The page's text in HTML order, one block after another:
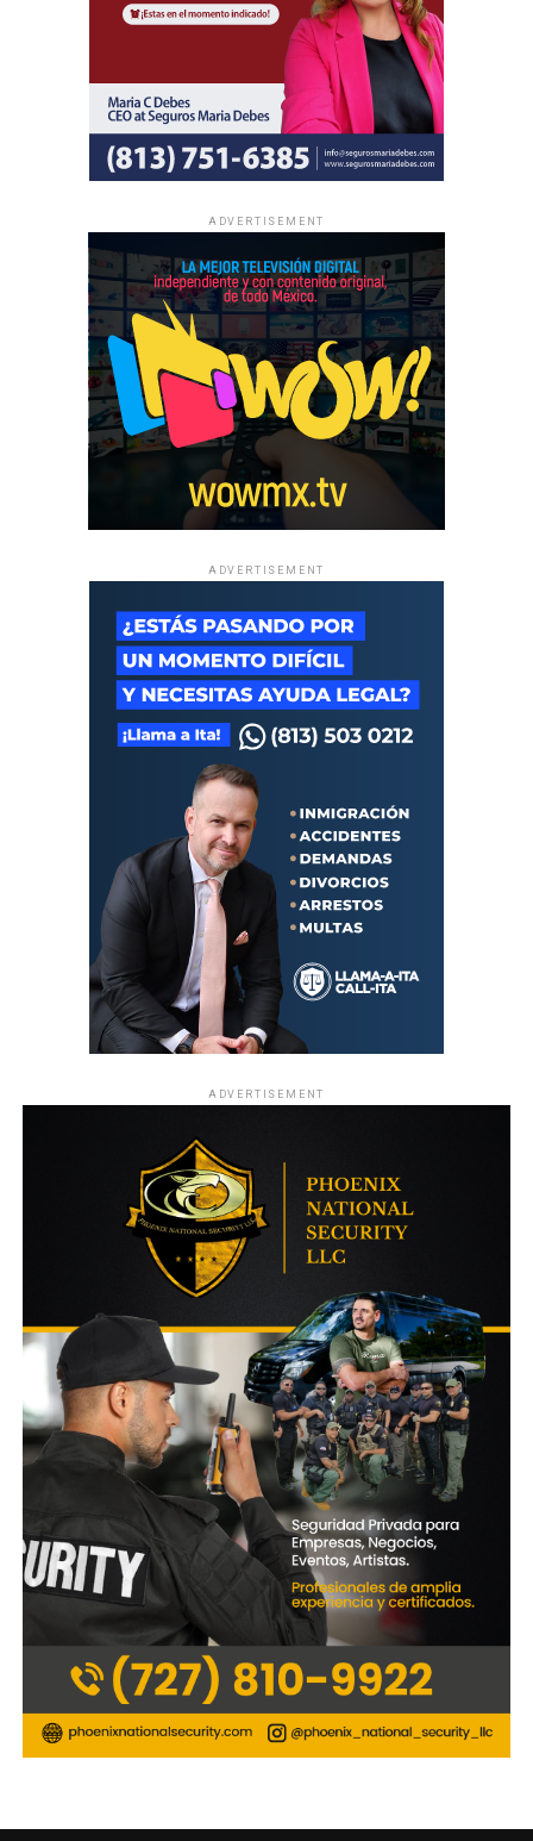
ADVERTISEMENT
ADVERTISEMENT
ADVERTISEMENT